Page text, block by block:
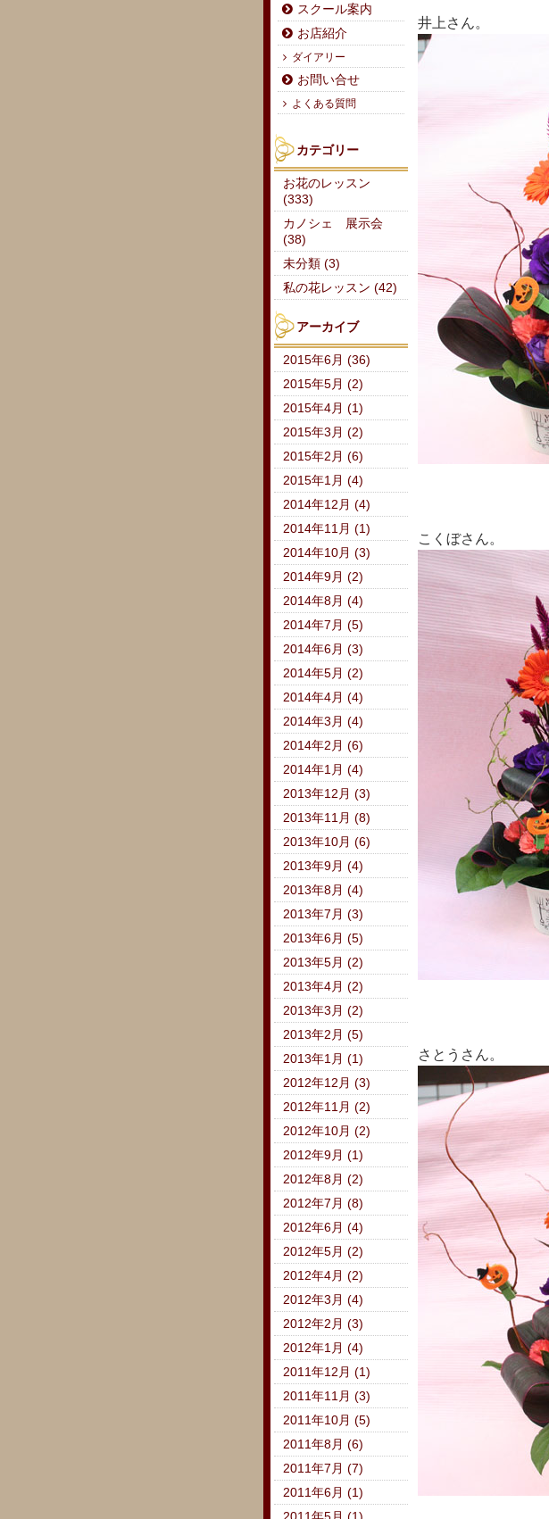
井上さん。
こくぼさん。
さとうさん。
スクール案内
お店紹介
ダイアリー
お問い合せ
よくある質問
カテゴリー
お花のレッスン
(333)
カノシェ 展示会
(38)
未分類 (3)
私の花レッスン (42)
アーカイブ
2015年6月 (36)
2015年5月 (2)
2015年4月 (1)
2015年3月 (2)
2015年2月 (6)
2015年1月 (4)
2014年12月 (4)
2014年11月 (1)
2014年10月 (3)
2014年9月 (2)
2014年8月 (4)
2014年7月 (5)
2014年6月 (3)
2014年5月 (2)
2014年4月 (4)
2014年3月 (4)
2014年2月 (6)
2014年1月 (4)
2013年12月 (3)
2013年11月 (8)
2013年10月 (6)
2013年9月 (4)
2013年8月 (4)
2013年7月 (3)
2013年6月 (5)
2013年5月 (2)
2013年4月 (2)
2013年3月 (2)
2013年2月 (5)
2013年1月 (1)
2012年12月 (3)
2012年11月 (2)
2012年10月 (2)
2012年9月 (1)
2012年8月 (2)
2012年7月 (8)
2012年6月 (4)
2012年5月 (2)
2012年4月 (2)
2012年3月 (4)
2012年2月 (3)
2012年1月 (4)
2011年12月 (1)
2011年11月 (3)
2011年10月 (5)
2011年8月 (6)
2011年7月 (7)
2011年6月 (1)
2011年5月 (1)